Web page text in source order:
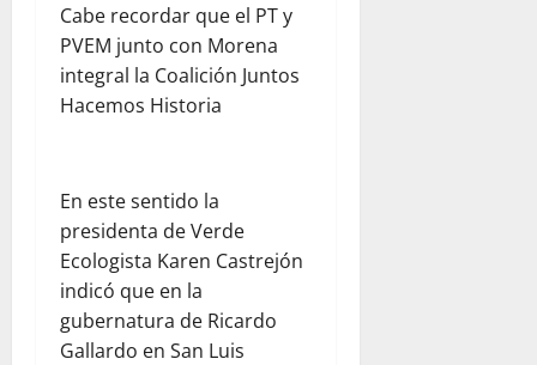
Cabe recordar que el PT y
PVEM junto con Morena
integral la Coalición Juntos
Hacemos Historia
En este sentido la
presidenta de Verde
Ecologista Karen Castrejón
indicó que en la
gubernatura de Ricardo
Gallardo en San Luis